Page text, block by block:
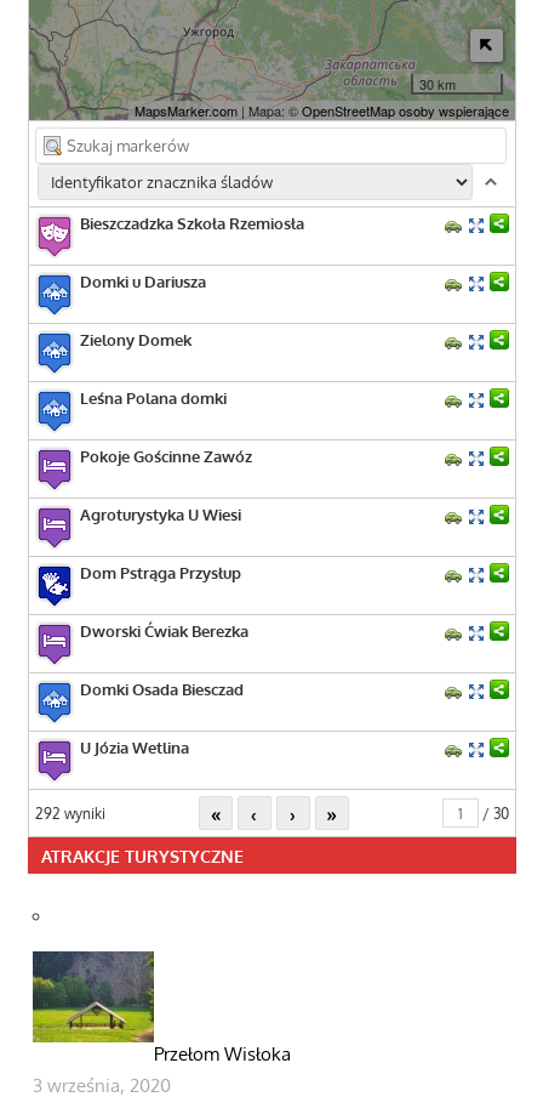
30 km
MapsMarker.com| Mapa: ©OpenStreetMap osoby wspierające
Bieszczadzka Szkoła Rzemiosła
Domki u Dariusza
Zielony Domek
Leśna Polana domki
Pokoje Gościnne Zawóz
Agroturystyka U Wiesi
Dom Pstrąga Przysłup
Dworski Ćwiak Berezka
Domki Osada Biesczad
U Józia Wetlina
292 wyniki « ‹ › » / 30
ATRAKCJE TURYSTYCZNE
Przełom Wisłoka
3 września, 2020